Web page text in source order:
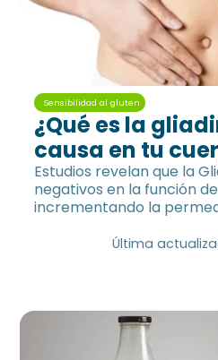
Sensibilidad al gluten
¿Qué es la
causa en tu
Estudios revelan que la
negativos en la función
incrementando la
Última